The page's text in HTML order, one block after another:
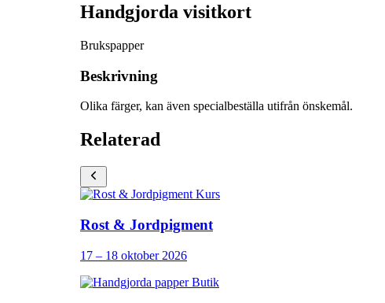
Handgjorda visitkort
Brukspapper
Beskrivning
Olika färger, kan även specialbeställa utifrån önskemål.
Relaterad
Kurs
Rost & Jordpigment
17 – 18 oktober 2026
Butik